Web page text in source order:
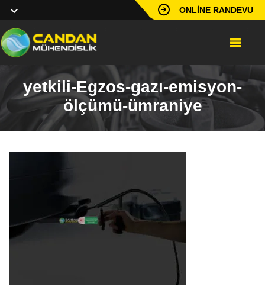
ONLINE RANDEVU
yetkili-Egzos-gazı-emisyon-
ölçümü-ümraniye